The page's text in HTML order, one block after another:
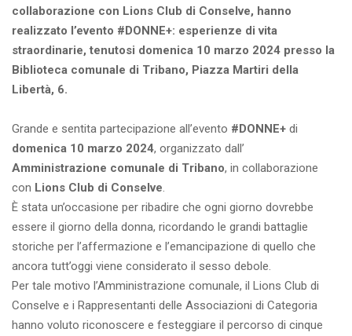
collaborazione con Lions Club di Conselve, hanno
realizzato l’evento #DONNE+: esperienze di vita
straordinarie, tenutosi domenica 10 marzo 2024 presso la
Biblioteca comunale di Tribano, Piazza Martiri della
Libertà, 6.
Grande e sentita partecipazione all’evento #DONNE+ di
domenica 10 marzo 2024, organizzato dall’
Amministrazione comunale di Tribano, in collaborazione
con Lions Club di Conselve.
È stata un’occasione per ribadire che ogni giorno dovrebbe
essere il giorno della donna, ricordando le grandi battaglie
storiche per l’affermazione e l’emancipazione di quello che
ancora tutt’oggi viene considerato il sesso debole.
Per tale motivo l’Amministrazione comunale, il Lions Club di
Conselve e i Rappresentanti delle Associazioni di Categoria
hanno voluto riconoscere e festeggiare il percorso di cinque